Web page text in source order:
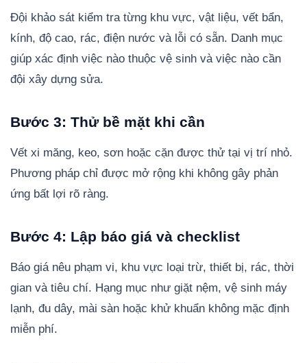
Đội khảo sát kiểm tra từng khu vực, vật liệu, vết bẩn,
kính, độ cao, rác, điện nước và lỗi có sẵn. Danh mục
giúp xác định việc nào thuộc vệ sinh và việc nào cần
đội xây dựng sửa.
Bước 3: Thử bề mặt khi cần
Vết xi măng, keo, sơn hoặc cặn được thử tại vị trí nhỏ.
Phương pháp chỉ được mở rộng khi không gây phản
ứng bất lợi rõ ràng.
Bước 4: Lập báo giá và checklist
Báo giá nêu phạm vi, khu vực loại trừ, thiết bị, rác, thời
gian và tiêu chí. Hạng mục như giặt nệm, vệ sinh máy
lạnh, đu dây, mài sàn hoặc khử khuẩn không mặc định
miễn phí.